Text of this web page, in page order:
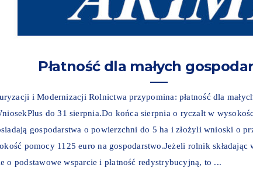
Płatność dla małych
i Modernizacji Rolnictwa przypomina: płatność dla
do 31 sierpnia.Do końca sierpnia o ryczałt w
gospodarstwa o powierzchni do 5 ha i złożyli wnioski o
pomocy 1125 euro na gospodarstwo.Jeżeli rolnik składając
o podstawowe wsparcie i płatność redystrybucyjną, to ...